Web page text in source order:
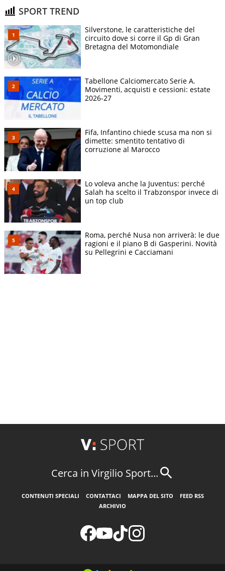
SPORT TREND
Silverstone, le caratteristiche del
circuito dove si corre il Gp di Gran
Bretagna del Motomondiale
Tabellone Calciomercato Serie A.
Movimenti, acquisti e cessioni: estate
2026-27
Fifa, Infantino chiede scusa ma non si
dimette: smentito tentativo di
corruzione al Marocco
Lo voleva anche la Juventus: perché
Salah ha scelto il Trabzonspor invece di
un top club
Roma, perché Nusa non arriverà: le due
ragioni e il piano B di Gasperini. Novità
su Pellegrini e Cacciamani
Cerca in Virgilio Sport...
CONTENUTI SPECIALI CONTATTACI MAPPA DEL SITO
FEED RSS
ARCHIVIO